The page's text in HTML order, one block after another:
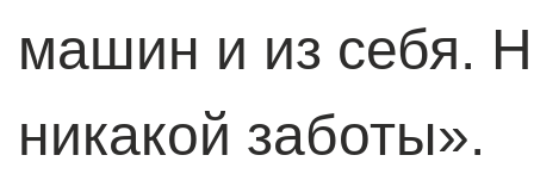
машин и из себя.
никакой заботы».